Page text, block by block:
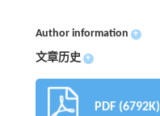
Author information +
文章历史 +
PDF (6792K)